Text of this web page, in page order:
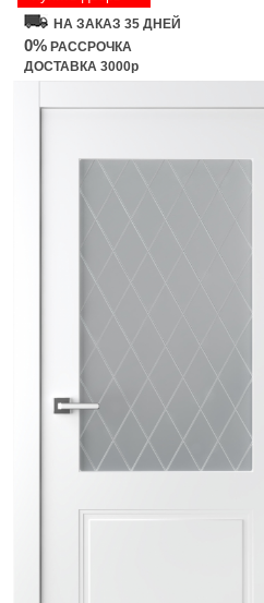
НА ЗАКАЗ 35 ДНЕЙ
0% РАССРОЧКА
ДОСТАВКА 3000р